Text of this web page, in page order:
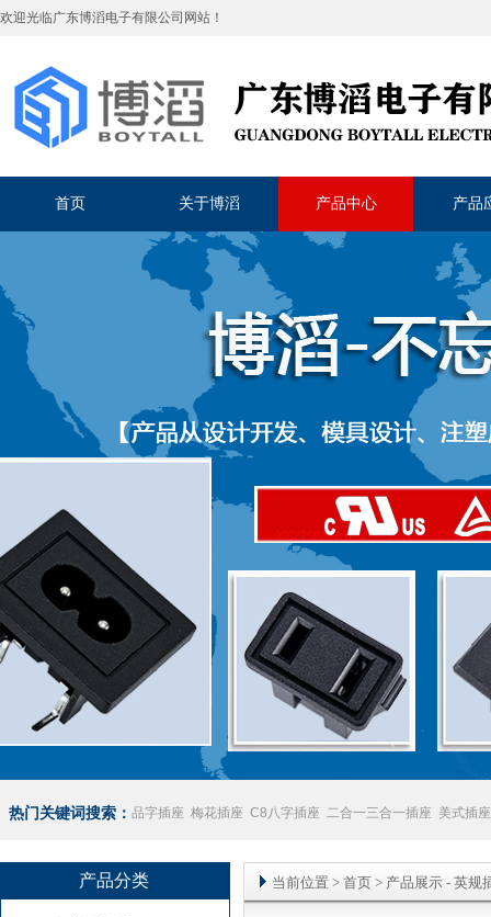
欢迎光临广东博滔电子有限公司 网站！
首页 关于博滔 产品中心 产品
热门关键词搜索： 品字插座 梅花插座 C8八字插座 二合一三合一插座 美式插座
产品分类 当前位置 > 首页 > 产品展示 - 英规